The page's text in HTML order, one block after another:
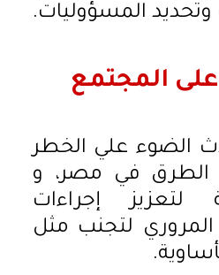
المسؤوليات.
على المجتمع
الضوء علي الخطر
الطرق في مصر، و
لتعزيز إجراءات
المروري لتجنب مثل